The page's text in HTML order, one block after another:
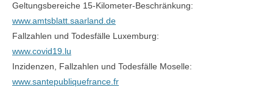
Geltungsbereiche 15-Kilometer-Beschränkung:
www.amtsblatt.saarland.de
Fallzahlen und Todesfälle Luxemburg:
www.covid19.lu
Inzidenzen, Fallzahlen und Todesfälle Moselle:
www.santepubliquefrance.fr